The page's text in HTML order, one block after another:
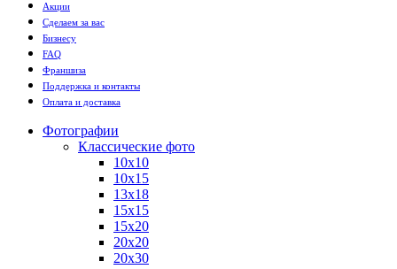
Акции
Сделаем за вас
Бизнесу
FAQ
Франшиза
Поддержка и контакты
Оплата и доставка
Фотографии
Классические фото
10х10
10х15
13х18
15х15
15х20
20х20
20х30